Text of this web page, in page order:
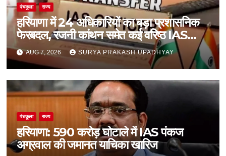
पंचकूला राज्य
हरियाणा में 24 अधिकारियों का बड़ा प्रशासनिक
फेरबदल, रजनी कांथन समेत कई वरिष्ठ IAS
शामिल
AUG 7, 2026 SURYA PRAKASH UPADHYAY
पंचकूला राज्य
हरियाणा: 590 करोड़ घोटाले में IAS पंकज
अग्रवाल की जमानत याचिका खारिज